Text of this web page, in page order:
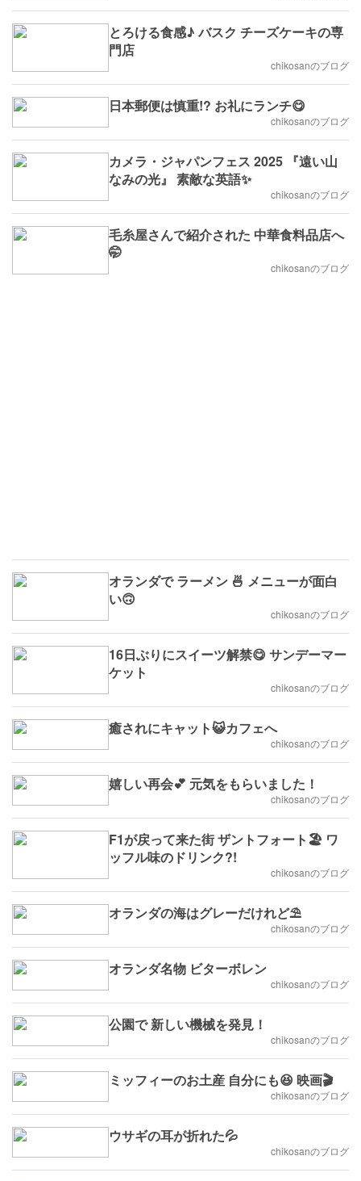
とろける食感♪ バスク チーズケーキの専
門店
chikosanのブログ
日本郵便は慎重!? お礼にランチ😋
chikosanのブログ
カメラ・ジャパンフェス 2025 『遠い山
なみの光』 素敵な英語✨
chikosanのブログ
毛糸屋さんで紹介された 中華食料品店へ
🤭
chikosanのブログ
オランダで ラーメン 🍜 メニューが面白
い🙃
chikosanのブログ
16日ぶりにスイーツ解禁😋 サンデーマー
ケット
chikosanのブログ
癒されにキャット😺カフェへ
chikosanのブログ
嬉しい再会💕 元気をもらいました！
chikosanのブログ
F1が戻って来た街 ザントフォート🏖️ ワ
ッフル味のドリンク?!
chikosanのブログ
オランダの海はグレーだけれど⛱️
chikosanのブログ
オランダ名物 ビターボレン
chikosanのブログ
公園で 新しい機械を発見！
chikosanのブログ
ミッフィーのお土産 自分にも😆 映画🎬
chikosanのブログ
ウサギの耳が折れた💦
chikosanのブログ